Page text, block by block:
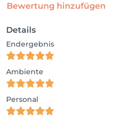
Bewertung hinzufügen
Details
Endergebnis
Ambiente
Personal